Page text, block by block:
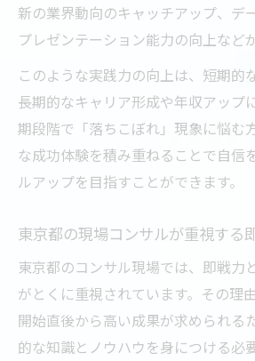
新の業界動向のキャッチアップ、デ
プレゼンテーション能力の向上など
このような実践力の向上は、短期的
長期的なキャリア形成や年収アップ
期段階で「落ちこぼれ」現象に悩む
な成功体験を積み重ねることで自信
ルアップを目指すことができます。
東京都の現場コンサルが重視する
東京都のコンサル現場では、即戦力
がとくに重視されています。その理
開始直後から高い成果が求められる
的な知識とノウハウを身につける必